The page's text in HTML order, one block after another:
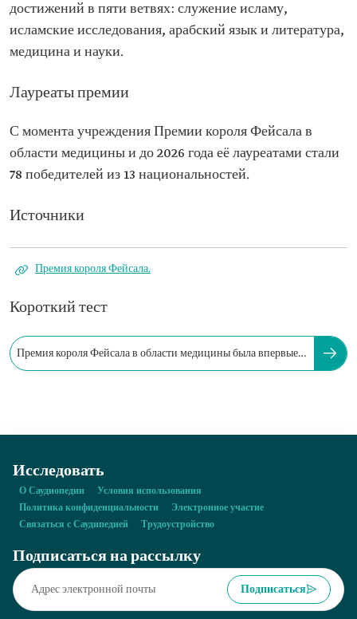
достижений в пяти ветвях: служение исламу,
исламские исследования, арабский язык и литература,
медицина и науки.
Лауреаты премии
С момента учреждения Премии короля Фейсала в
области медицины и до 2026 года её лауреатами стали
78 победителей из 13 национальностей.
Источники
Премия короля Фейсала.
Короткий тест
Премия короля Фейсала в области медицины была впервые
Исследовать
О Саудиопедии
Условия использования
Политика конфиденциальности
Электронное участие
Связаться с Саудипедией
Трудоустройство
Подписаться на рассылку
Подписаться